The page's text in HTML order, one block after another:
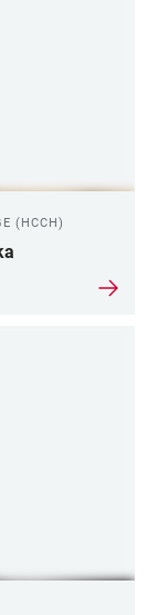
(HCCH)